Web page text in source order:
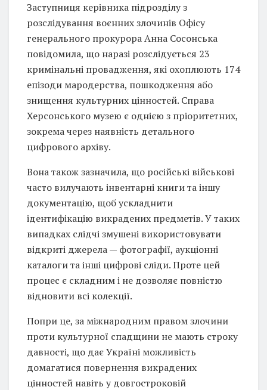
Заступниця керівника підрозділу з
розслідування воєнних злочинів Офісу
генерального прокурора Анна Сосонська
повідомила, що наразі розслідується 23
кримінальні провадження, які охоплюють 174
епізоди мародерства, пошкодження або
знищення культурних цінностей. Справа
Херсонського музею є однією з пріоритетних,
зокрема через наявність детального
цифрового архіву.
Вона також зазначила, що російські військові
часто вилучають інвентарні книги та іншу
документацію, щоб ускладнити
ідентифікацію викрадених предметів. У таких
випадках слідчі змушені використовувати
відкриті джерела — фотографії, аукціонні
каталоги та інші цифрові сліди. Проте цей
процес є складним і не дозволяє повністю
відновити всі колекції.
Попри це, за міжнародним правом злочини
проти культурної спадщини не мають строку
давності, що дає Україні можливість
домагатися повернення викрадених
цінностей навіть у довгостроковій